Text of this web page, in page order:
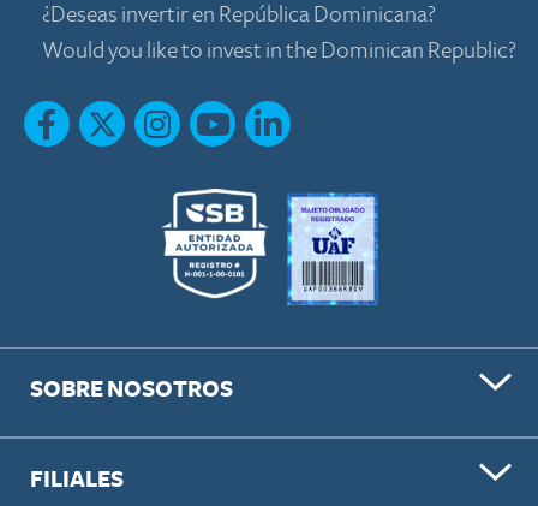
¿Deseas invertir en República Dominicana?
Would you like to invest in the Dominican Republic?
SOBRE NOSOTROS
FILIALES